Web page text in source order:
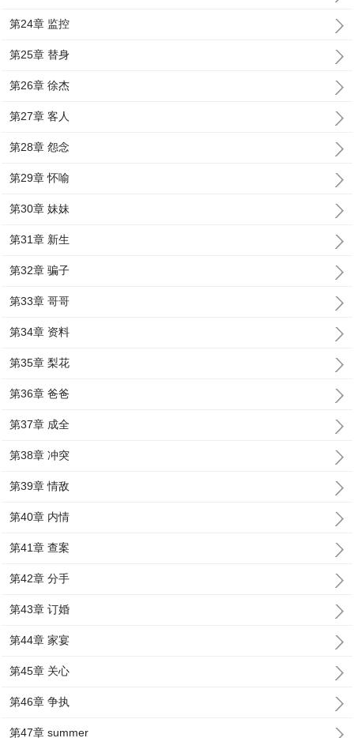
第24章 监控
第25章 替身
第26章 徐杰
第27章 客人
第28章 怨念
第29章 怀喻
第30章 妹妹
第31章 新生
第32章 骗子
第33章 哥哥
第34章 资料
第35章 梨花
第36章 爸爸
第37章 成全
第38章 冲突
第39章 情敌
第40章 内情
第41章 查案
第42章 分手
第43章 订婚
第44章 家宴
第45章 关心
第46章 争执
第47章 summer